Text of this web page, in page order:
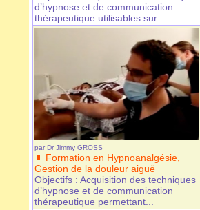
d’hypnose et de communication
thérapeutique utilisables sur...
par Dr Jimmy GROSS
Formation en Hypnoanalgésie,
Gestion de la douleur aiguë
Objectifs : Acquisition des techniques
d’hypnose et de communication
thérapeutique permettant...